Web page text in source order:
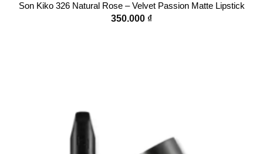
Son Kiko 326 Natural Rose – Velvet Passion Matte Lipstick
350.000 ₫